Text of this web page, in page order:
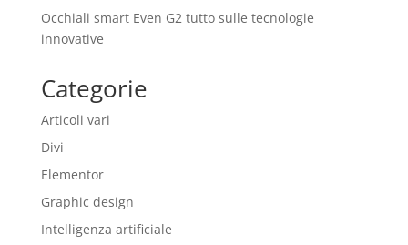
Occhiali smart Even G2 tutto sulle tecnologie
innovative
Categorie
Articoli vari
Divi
Elementor
Graphic design
Intelligenza artificiale